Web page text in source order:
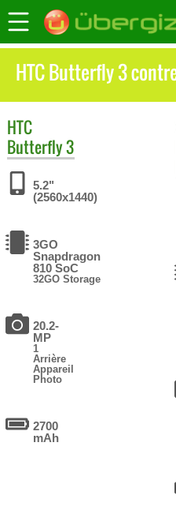
HTC Butterfly 3
HTC
Butterfly 3
5.2"
(2560x1440)
3GO
Snapdragon
810 SoC
32GO Storage
20.2-
MP
1
Arrière
Appareil
Photo
2700
mAh